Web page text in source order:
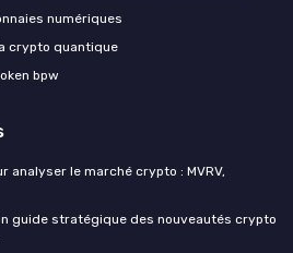
numériques
crypto quantique
bpw
analyser le marché crypto : MVRV,
guide stratégique des nouveautés crypto